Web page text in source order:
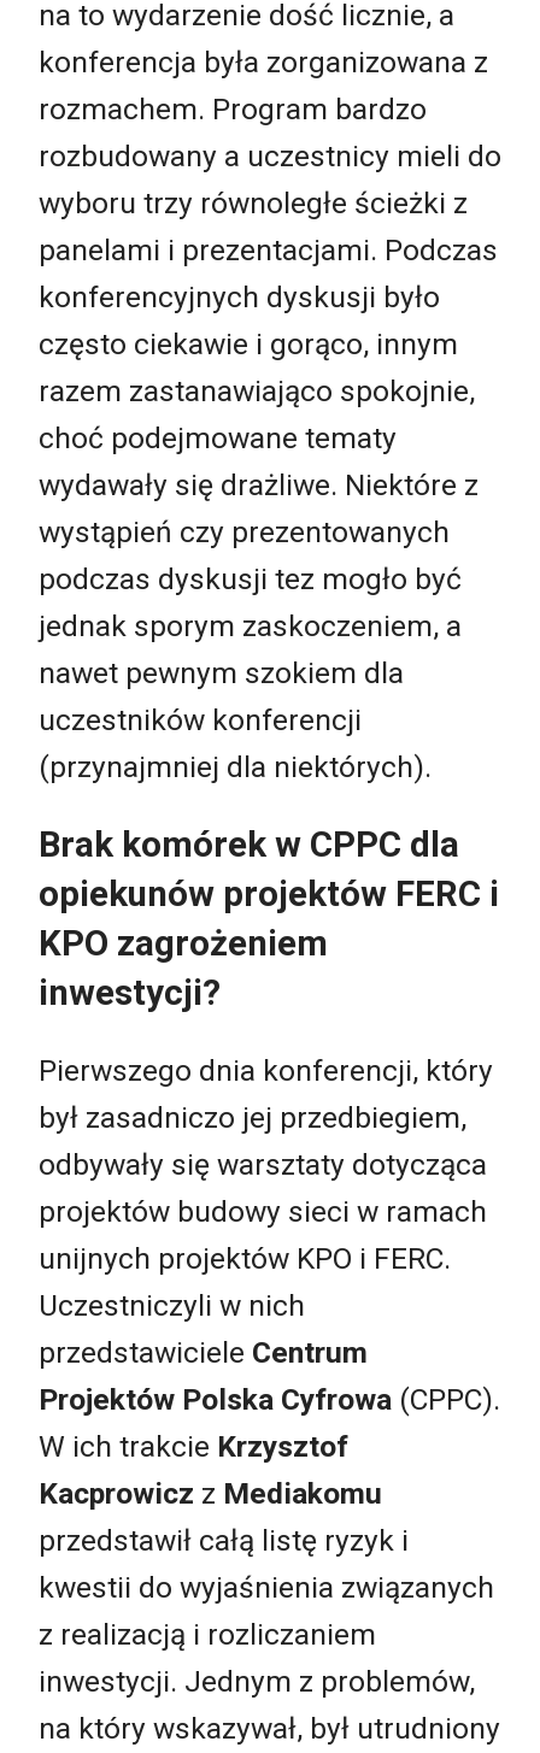
na to wydarzenie dość licznie, a
konferencja była zorganizowana z
rozmachem. Program bardzo
rozbudowany a uczestnicy mieli do
wyboru trzy równoległe ścieżki z
panelami i prezentacjami. Podczas
konferencyjnych dyskusji było
często ciekawie i gorąco, innym
razem zastanawiająco spokojnie,
choć podejmowane tematy
wydawały się drażliwe. Niektóre z
wystąpień czy prezentowanych
podczas dyskusji tez mogło być
jednak sporym zaskoczeniem, a
nawet pewnym szokiem dla
uczestników konferencji
(przynajmniej dla niektórych).
Brak komórek w CPPC dla
opiekunów projektów FERC i
KPO zagrożeniem
inwestycji?
Pierwszego dnia konferencji, który
był zasadniczo jej przedbiegiem,
odbywały się warsztaty dotycząca
projektów budowy sieci w ramach
unijnych projektów KPO i FERC.
Uczestniczyli w nich
przedstawiciele Centrum
Projektów Polska Cyfrowa (CPPC).
W ich trakcie Krzysztof
Kacprowicz z Mediakomu
przedstawił całą listę ryzyk i
kwestii do wyjaśnienia związanych
z realizacją i rozliczaniem
inwestycji. Jednym z problemów,
na który wskazywał, był utrudniony